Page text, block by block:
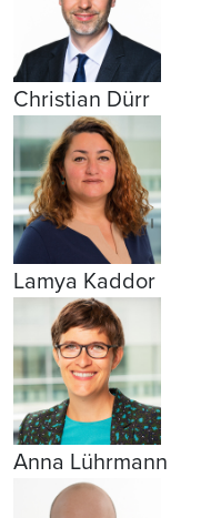
Christian Dürr
Lamya Kaddor
Anna Lührmann